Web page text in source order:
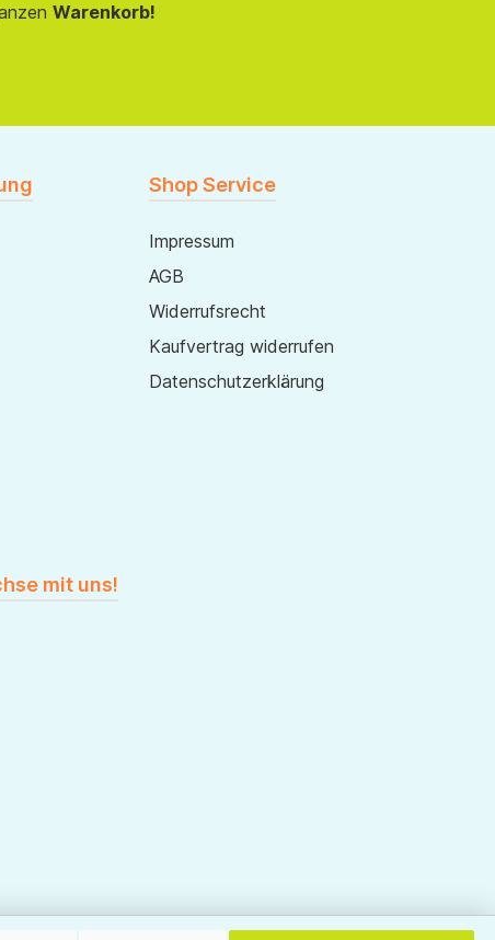
Warenkorb!
Shop Service
Impressum
AGB
Widerrufsrecht
Kaufvertrag widerrufen
Datenschutzerklärung
mit uns!